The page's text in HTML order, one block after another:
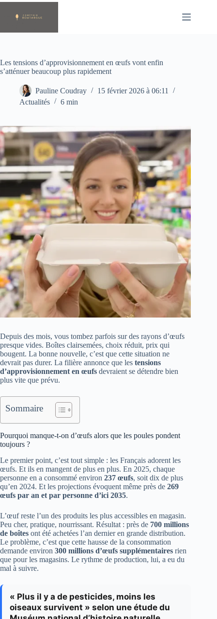
Passer
contenu
Les tensions d’approvisionnement en œufs vont enfin
s’atténuer beaucoup plus rapidement
Pauline Coudray
15 février 2026 à 06:11
Actualités
6 min
Depuis des mois, vous tombez parfois sur des rayons d’œufs
presque vides. Boîtes clairsemées, choix réduit, prix qui
bougent. La bonne nouvelle, c’est que cette situation ne
devrait pas durer. La filière annonce que les tensions
d’approvisionnement en œufs devraient se détendre bien
plus vite que prévu.
Sommaire
Pourquoi manque-t-on d’œufs alors que les poules pondent
toujours ?
Le premier point, c’est tout simple : les Français adorent les
œufs. Et ils en mangent de plus en plus. En 2025, chaque
personne en a consommé environ 237 œufs, soit dix de plus
qu’en 2024. Et les projections évoquent même près de 269
œufs par an et par personne d’ici 2035.
L’œuf reste l’un des produits les plus accessibles en magasin.
Peu cher, pratique, nourrissant. Résultat : près de 700 millions
de boîtes ont été achetées l’an dernier en grande distribution.
Le problème, c’est que cette hausse de la consommation
demande environ 300 millions d’œufs supplémentaires rien
que pour les magasins. Le rythme de production, lui, a eu du
mal à suivre.
« Plus il y a de pesticides, moins les
oiseaux survivent » selon une étude du